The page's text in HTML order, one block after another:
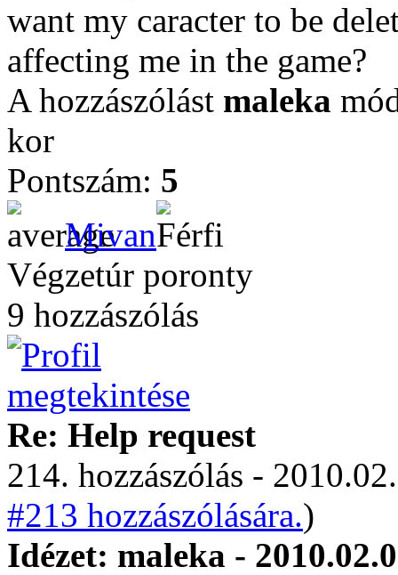
want my caracter to be
affecting me in the game?
A hozzászólást maleka
kor
Pontszám: 5
Mivan
Végzetúr poronty
9 hozzászólás
Re: Help request
214. hozzászólás -
#213 hozzászólására.)
Idézet: maleka -